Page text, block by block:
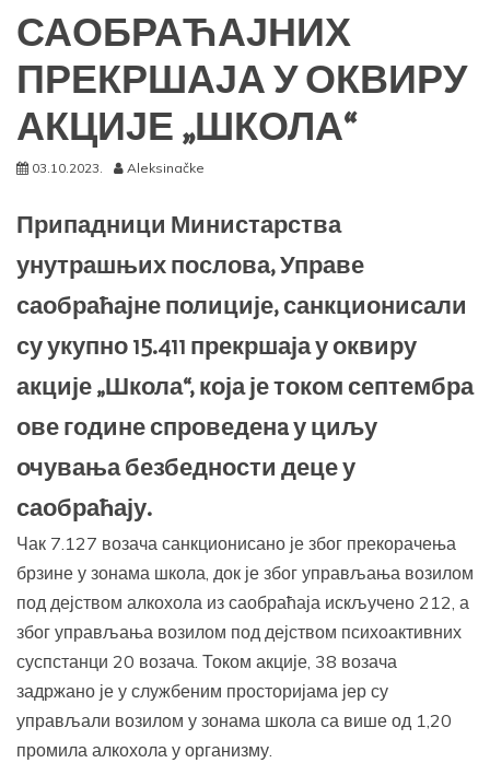
САОБРАЋАЈНИХ
ПРЕКРШАЈА У ОКВИРУ
АКЦИЈЕ „ШКОЛА“
03.10.2023. Aleksinačke
Припадници Министарства
унутрашњих послова, Управе
саобраћајне полиције, санкционисали
су укупно 15.411 прекршаја у оквиру
акције „Школа“, која је током септембра
ове године спроведенa у циљу
очувања безбедности деце у
саобраћају.
Чак 7.127 возача санкционисано је због прекорачења
брзине у зонама школа, док је због управљања возилом
под дејством алкохола из саобраћаја искључено 212, а
због управљања возилом под дејством психоактивних
суспстанци 20 возача. Током акције, 38 возача
задржано је у службеним просторијама јер су
управљали возилом у зонама школа са више од 1,20
промила алкохола у организму.